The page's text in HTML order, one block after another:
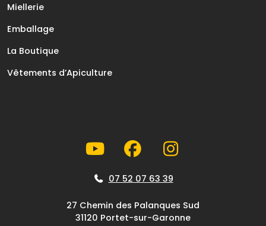
Miellerie
Emballage
La Boutique
Vêtements d’Apiculture
07 52 07 63 39
27 Chemin des Palanques Sud
31120 Portet-sur-Garonne